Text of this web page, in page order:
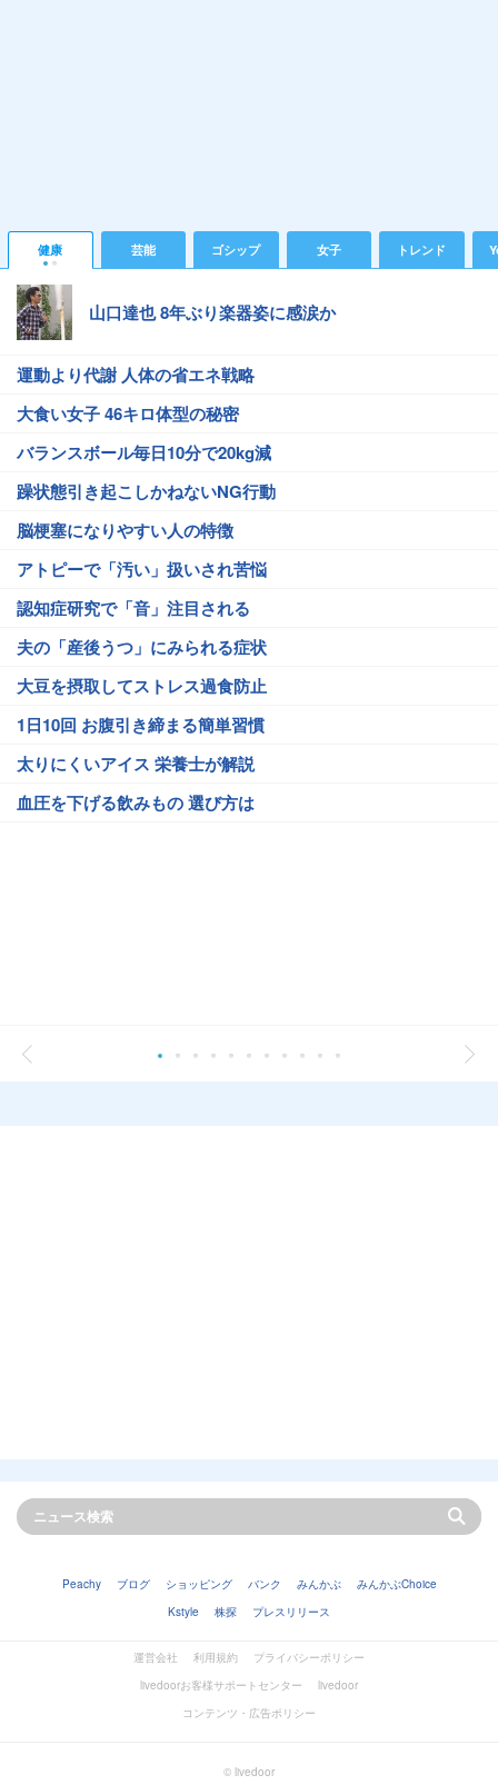
健康 芸能 ゴシップ 女子 トレンド
山口達也 8年ぶり楽器姿に感涙か
運動より代謝 人体の省エネ戦略
大食い女子 46キロ体型の秘密
バランスボール毎日10分で20kg減
躁状態引き起こしかねないNG行動
脳梗塞になりやすい人の特徴
アトピーで「汚い」扱いされ苦悩
認知症研究で「音」注目される
夫の「産後うつ」にみられる症状
大豆を摂取してストレス過食防止
1日10回 お腹引き締まる簡単習慣
太りにくいアイス 栄養士が解説
血圧を下げる飲みもの 選び方は
Peachy ブログ ショッピング バンク みんかぶ
みんかぶChoice
Kstyle
株探 プレスリリース
運営会社 利用規約
プライバシーポリシー
livedoorお客様サポートセンター
livedoor
コンテンツ・広告ポリシー
© livedoor